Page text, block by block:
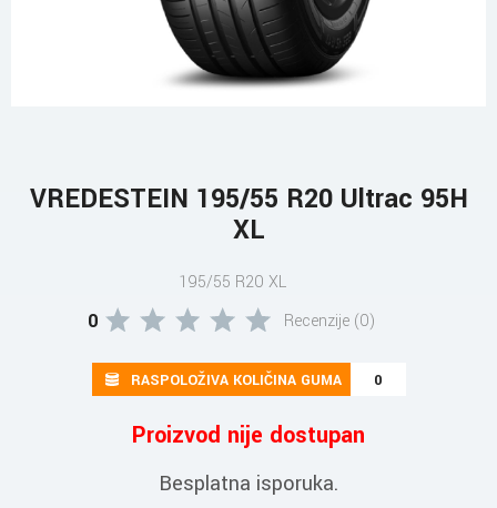
VREDESTEIN 195/55 R20 Ultrac 95H
XL
195/55 R20 XL
0 Recenzije (0)
RASPOLOŽIVA KOLIČINA GUMA 0
Proizvod nije dostupan
Besplatna isporuka.